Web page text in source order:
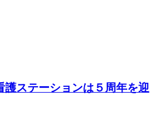
護ステーションは５周年を迎